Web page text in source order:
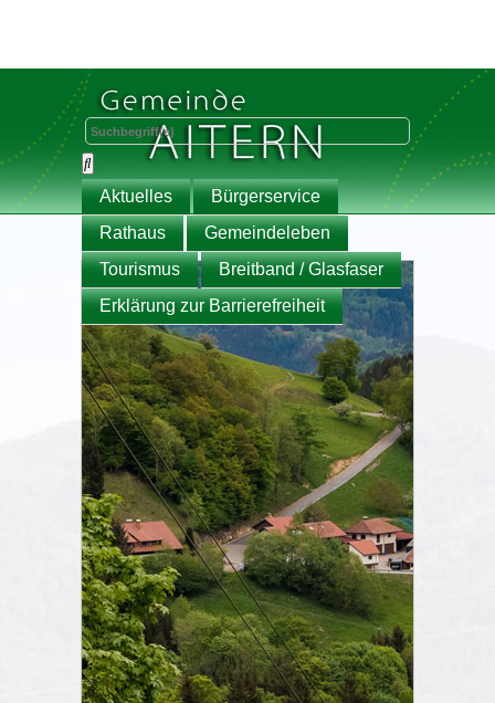
Aktuelles
Bürgerservice
Rathaus
Gemeindeleben
Tourismus
Breitband / Glasfaser
Erklärung zur Barrierefreiheit